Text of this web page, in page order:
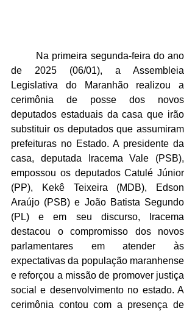
de 2025 (06/01), a Assembleia
Legislativa do Maranhão realizou a
cerimônia de posse dos novos
deputados estaduais da casa que irão
substituir os deputados que assumiram
prefeituras no Estado. A presidente da
casa, deputada Iracema Vale (PSB),
empossou os deputados Catulé Júnior
(PP), Kekê Teixeira (MDB), Edson
Araújo (PSB) e João Batista Segundo
(PL) e em seu discurso, Iracema
destacou o compromisso dos novos
parlamentares em atender às
expectativas da população maranhense
e reforçou a missão de promover justiça
social e desenvolvimento no estado. A
cerimônia contou com a presença de